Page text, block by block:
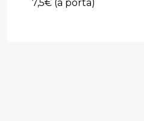
7,5€ (à porta)